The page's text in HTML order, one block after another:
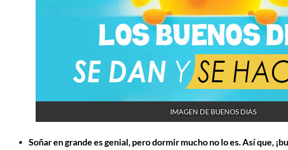
IMAGEN DE BUENOS DIAS
Soñar en grande es genial, pero dormir mucho no lo es. Así que,